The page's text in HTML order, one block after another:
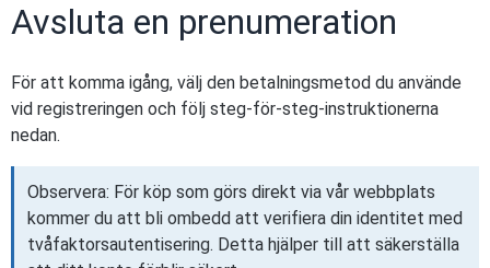
Avsluta en prenumeration
För att komma igång, välj den betalningsmetod du använde
vid registreringen och följ steg-för-steg-instruktionerna
nedan.
Observera: För köp som görs direkt via vår webbplats
kommer du att bli ombedd att verifiera din identitet med
tvåfaktorsautentisering. Detta hjälper till att säkerställa